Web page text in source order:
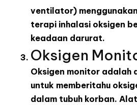
ventilator)
terapi inhalasi oksigen
keadaan darurat.
Oksigen
Oksigen monitor adalah
untuk memberitahu
dalam tubuh korban.